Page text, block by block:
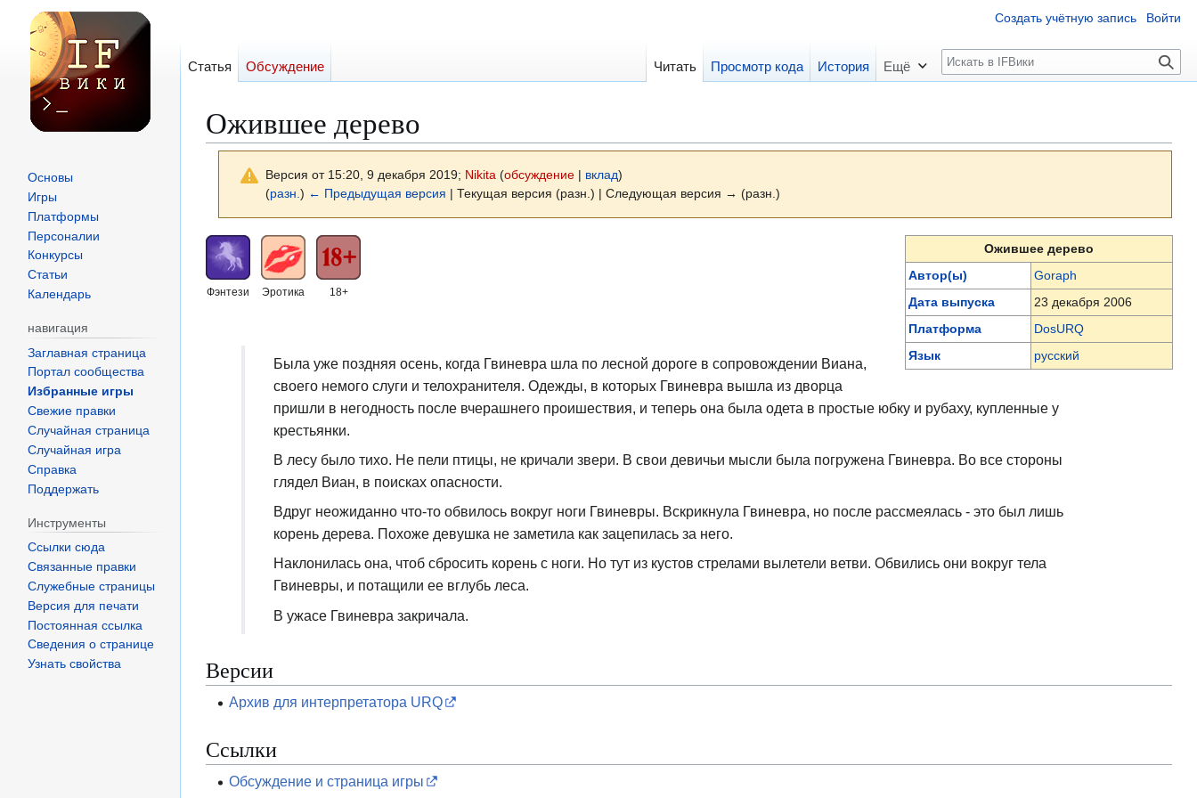
Ожившее дерево
Версия от 15:20, 9 декабря 2019; Nikita (обсуждение| вклад)
(разн.) ← Предыдущая версия | Текущая версия (разн.) | Следующая версия → (разн.)
Перейти
навигации
Перейти
поиску
Ожившее дерево
Автор(ы)
Goraph
Дата выпуска
23 декабря 2006
Платформа
DosURQ
Язык
русский
Фэнтези Эротика 18+
Была уже поздняя осень, когда Гвиневра шла по лесной дороге в сопровождении Виана,
своего немого слуги и телохранителя. Одежды, в которых Гвиневра вышла из дворца
пришли в негодность после вчерашнего проишествия, и теперь она была одета в простые юбку и рубаху, купленные у
крестьянки.
В лесу было тихо. Не пели птицы, не кричали звери. В свои девичьи мысли была погружена Гвиневра. Во все стороны
глядел Виан, в поисках опасности.
Вдруг неожиданно что-то обвилось вокруг ноги Гвиневры. Вскрикнула Гвиневра, но после рассмеялась - это был лишь
корень дерева. Похоже девушка не заметила как зацепилась за него.
Наклонилась она, чтоб сбросить корень с ноги. Но тут из кустов стрелами вылетели ветви. Обвились они вокруг тела
Гвиневры, и потащили ее вглубь леса.
В ужасе Гвиневра закричала.
Версии
Архив для интерпретатора URQ
Ссылки
Обсуждение и страница игры
Создать учётную запись Войти
Статья Обсуждение Читать Просмотр кода История Ещё
П
о
к
Основы
Игры
Платформы
Персоналии
Конкурсы
Статьи
Календарь
навигация
Заглавная страница
Портал сообщества
Избранные игры
Свежие правки
Случайная страница
Случайная игра
Справка
Поддержать
Инструменты
Ссылки сюда
Связанные правки
Служебные страницы
Версия для печати
Постоянная ссылка
Сведения о странице
Узнать свойства